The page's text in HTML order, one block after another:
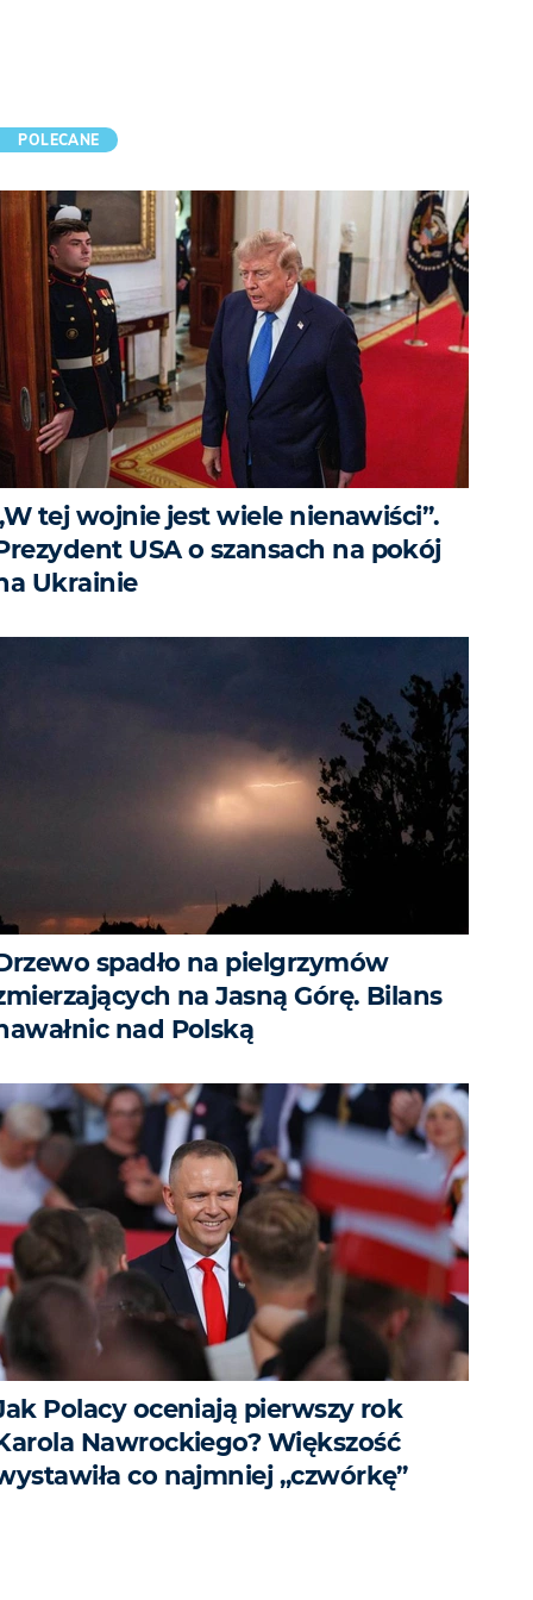
POLECANE
tej wojnie jest wiele nienawiści”.
USA o szansach na pokój
Ukrainie
spadło na pielgrzymów
na Jasną Górę. Bilans
nad Polską
Polacy oceniają pierwszy rok
Nawrockiego? Większość
co najmniej „czwórkę”